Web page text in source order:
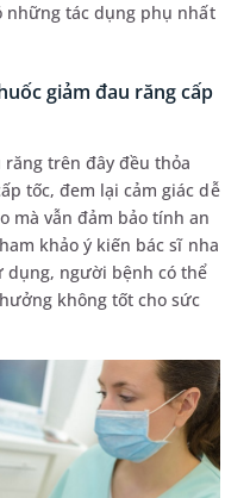
những tác dụng phụ nhất
giảm đau răng cấp
trên đây đều thỏa
tốc, đem lại cảm giác dễ
mà vẫn đảm bảo tính an
khảo ý kiến bác sĩ nha
dụng, người bệnh có thể
không tốt cho sức